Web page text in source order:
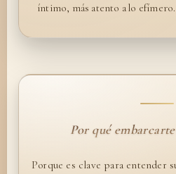
íntimo, más atento a lo efímero.
Por qué
Porque es clave para entender